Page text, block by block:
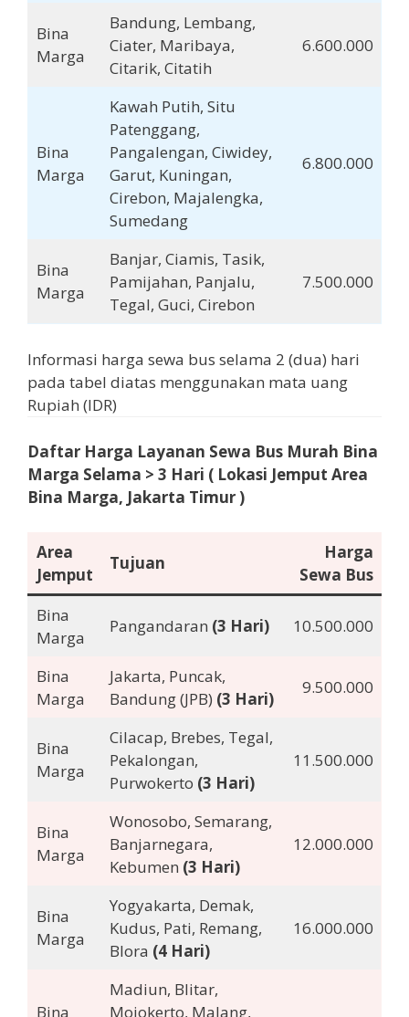
Bina
Marga
Bandung, Lembang,
Ciater, Maribaya,
Citarik, Citatih
6.600.000
Bina
Marga
Kawah Putih, Situ
Patenggang,
Pangalengan, Ciwidey,
Garut, Kuningan,
Cirebon, Majalengka,
Sumedang
6.800.000
Bina
Marga
Banjar, Ciamis, Tasik,
Pamijahan, Panjalu,
Tegal, Guci, Cirebon
7.500.000
Informasi harga sewa bus selama 2 (dua) hari
pada tabel diatas menggunakan mata uang
Rupiah (IDR)
Daftar Harga Layanan Sewa Bus Murah Bina
Marga Selama > 3 Hari ( Lokasi Jemput Area
Bina Marga, Jakarta Timur )
Area
Jemput
Tujuan
Harga
Sewa Bus
Bina
Marga
Pangandaran (3 Hari) 10.500.000
Bina
Marga
Jakarta, Puncak,
Bandung (JPB) (3 Hari)
9.500.000
Bina
Marga
Cilacap, Brebes, Tegal,
Pekalongan,
Purwokerto (3 Hari)
11.500.000
Bina
Marga
Wonosobo, Semarang,
Banjarnegara,
Kebumen (3 Hari)
12.000.000
Bina
Marga
Yogyakarta, Demak,
Kudus, Pati, Remang,
Blora (4 Hari)
16.000.000
Bina
Madiun, Blitar,
Mojokerto, Malang,